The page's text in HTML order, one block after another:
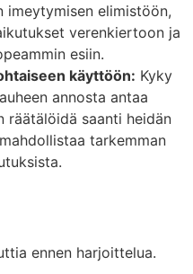
imeytymisen elimistöön,
verenkiertoon ja
esiin.
käyttöön: Kyky
annosta antaa
räätälöidä saanti heidän
tarkemman
ennen harjoittelua.